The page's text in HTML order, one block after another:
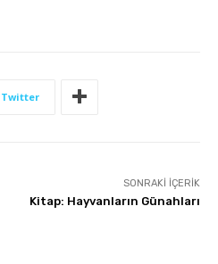
Twitter
SONRAKI İÇERIK
Kitap: Hayvanların Günahları